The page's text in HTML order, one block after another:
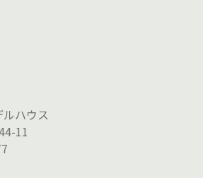
ハウス
11